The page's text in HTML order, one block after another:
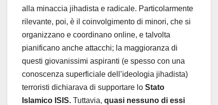
alla minaccia jihadista e radicale. Particolarmente
rilevante, poi, è il coinvolgimento di minori, che si
organizzano e coordinano online, e talvolta
pianificano anche attacchi; la maggioranza di
questi giovanissimi aspiranti (e spesso con una
conoscenza superficiale dell’ideologia jihadista)
terroristi dichiarava di supportare lo Stato
Islamico ISIS. Tuttavia, quasi nessuno di essi